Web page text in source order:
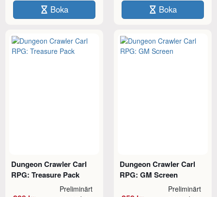
Boka Boka
Dungeon Crawler Carl
RPG: Treasure Pack
Preliminärt
Dungeon Crawler Carl
RPG: GM Screen
Preliminärt